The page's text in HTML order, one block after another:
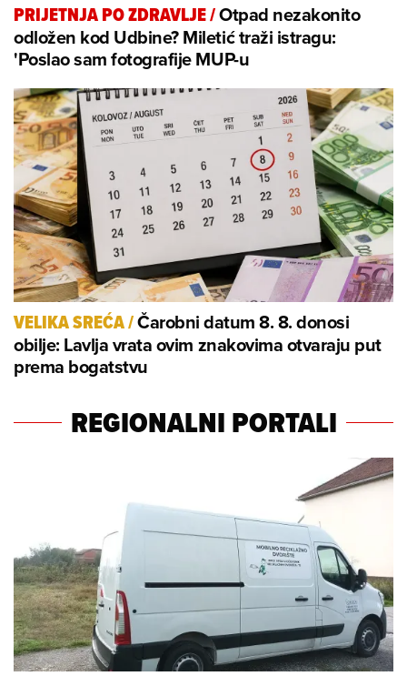
PRIJETNJA PO ZDRAVLJE/Otpad nezakonito
odložen kod Udbine? Miletić traži istragu:
'Poslao sam fotografije MUP-u
VELIKA SREĆA/Čarobni datum 8. 8. donosi
obilje: Lavlja vrata ovim znakovima otvaraju put
prema bogatstvu
REGIONALNI PORTALI